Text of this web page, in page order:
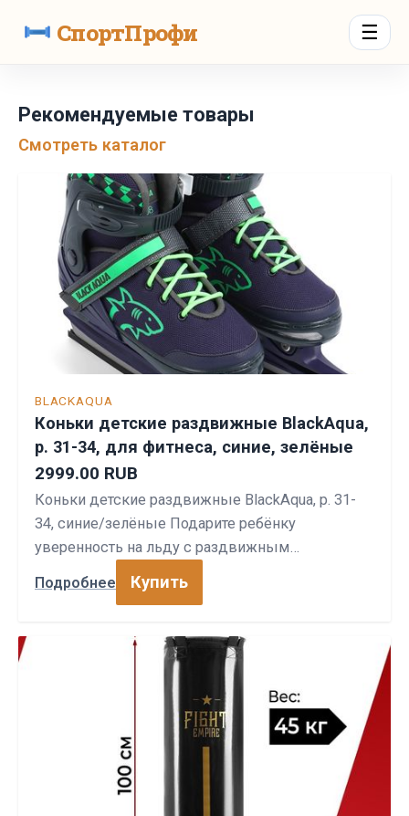
СпортПрофи ☰
Рекомендуемые товары
Смотреть каталог
BLACKAQUA
Коньки детские раздвижные BlackAqua,
р. 31-34, для фитнеса, синие, зелёные
2999.00 RUB
Коньки детские раздвижные BlackAqua, р. 31-
34, синие/зелёные Подарите ребёнку
уверенность на льду с раздвижным…
Подробнее Купить